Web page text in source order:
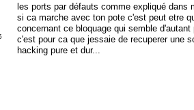
les ports par défauts comme expliqué
si ca marche avec ton pote c'est peut etre
concernant ce bloquage qui semble
c'est pour ca que jessaie de recuperer une
hacking pure et dur...